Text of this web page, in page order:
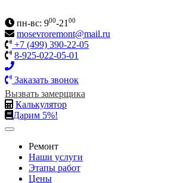
пн-вс: 900-21 00
mosevroremont@mail.ru
+7 (499) 390-22-05
8-925-022-05-01
Заказать звонок
Вызвать замерщика
Калькулятор
Дарим 5%!
Ремонт
Наши услуги
Этапы работ
Цены